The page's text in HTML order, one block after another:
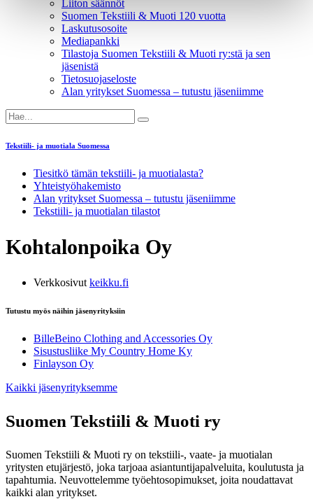
Liiton säännöt
Suomen Tekstiili & Muoti 120 vuotta
Laskutusosoite
Mediapankki
Tilastoja Suomen Tekstiili & Muoti ry:stä ja sen
jäsenistä
Tietosuojaseloste
Alan yritykset Suomessa – tutustu jäseniimme
Tekstiili- ja muotiala Suomessa
Tiesitkö tämän tekstiili- ja muotialasta?
Yhteistyö­hakemisto
Alan yritykset Suomessa – tutustu jäseniimme
Tekstiili- ja muotialan tilastot
Kohtalonpoika Oy
Verkkosivut keikku.fi
Tutustu myös näihin jäsenyrityksiin
BilleBeino Clothing and Accessories Oy
Sisustusliike My Country Home Ky
Finlayson Oy
Kaikki jäsenyrityksemme
Suomen Tekstiili & Muoti ry
Suomen Tekstiili & Muoti ry on tekstiili-, vaate- ja muotialan
yritysten etujärjestö, joka tarjoaa asiantuntijapalveluita, koulutusta ja
tapahtumia. Neuvottelemme työehtosopimukset, joita noudattavat
kaikki alan yritykset.